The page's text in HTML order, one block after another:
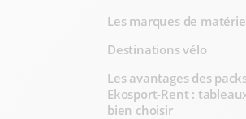
Les marques de
Destinations vélo
Les avantages des
Ekosport-Rent :
bien choisir